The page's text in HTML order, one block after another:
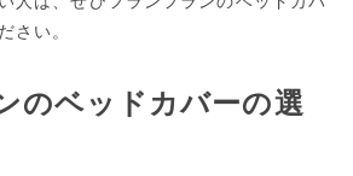
さい。
のベッドカバーの選